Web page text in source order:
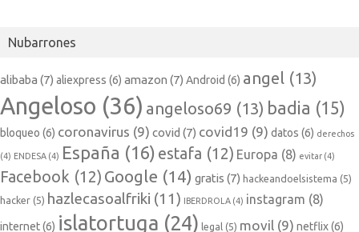
Nubarrones
alibaba (7) aliexpress (6) amazon (7) Android (6) angel (13)
Angeloso (36) angeloso69 (13) badia (15)
bloqueo (6) coronavirus (9) covid (7) covid19 (9) datos (6) derechos
(4) ENDESA (4) España (16) estafa (12) Europa (8) evitar (4)
Facebook (12) Google (14) gratis (7) hackeandoelsistema (5)
hacker (5) hazlecasoalfriki (11) IBERDROLA (4) instagram (8)
internet(6) islatortuga (24) legal (5) movil (9) netflix(6)